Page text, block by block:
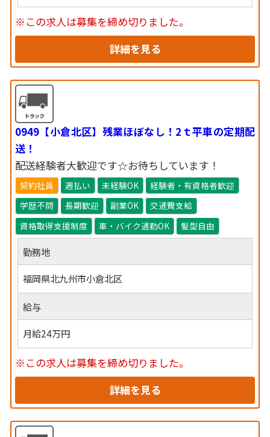
※この求人は募集を締め切りました。
詳細を見る
0949【小倉北区】残業ほぼなし！2ｔ平車の定期配
送！
配送経験者大歓迎です☆お待ちしています！
契約社員 週払い 未経験OK
経験者・有資格者歓迎
学歴不問
長期歓迎 副業OK
交通費支給
資格取得支援制度
車・バイク通勤OK 髪型自由
勤務地
福岡県北九州市小倉北区
給与
月給24万円
※この求人は募集を締め切りました。
詳細を見る